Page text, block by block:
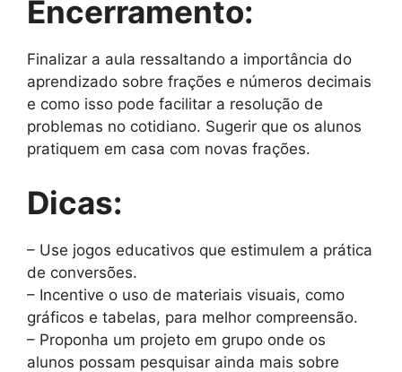
Encerramento:
Finalizar a aula ressaltando a importância do
aprendizado sobre frações e números decimais
e como isso pode facilitar a resolução de
problemas no cotidiano. Sugerir que os alunos
pratiquem em casa com novas frações.
Dicas:
– Use jogos educativos que estimulem a prática
de conversões.
– Incentive o uso de materiais visuais, como
gráficos e tabelas, para melhor compreensão.
– Proponha um projeto em grupo onde os
alunos possam pesquisar ainda mais sobre